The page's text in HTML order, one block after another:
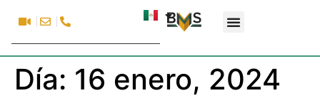
Día: 16 enero, 2024